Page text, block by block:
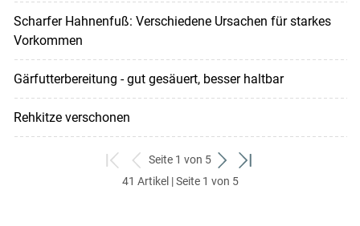
Scharfer Hahnenfuß: Verschiedene Ursachen für starkes
Vorkommen
Gärfutterbereitung - gut gesäuert, besser haltbar
Rehkitze verschonen
zum
ersten
zurück
zum
Seite 1 von 5
weiter
zum
zum
41 Artikel | Seite 1 von 5